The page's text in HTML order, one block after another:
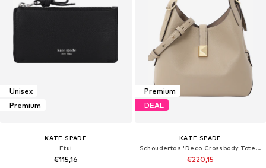
Unisex
Premium
KATE SPADE
Etui
€115,16
Premium
DEAL
KATE SPADE
Schoudertas 'Deco Crossbody Tote Bag'
€220,15